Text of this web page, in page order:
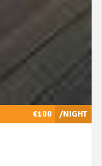
/NIGHT
€100